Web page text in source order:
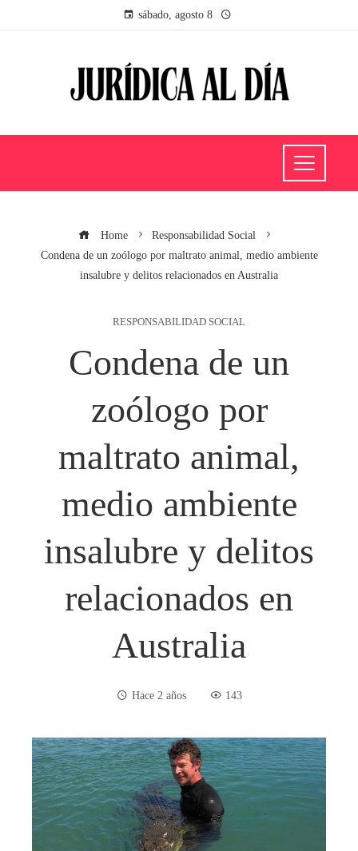
sábado, agosto 8
Home
Responsabilidad Social
Condena de un zoólogo por maltrato animal, medio ambiente
insalubre y delitos relacionados en Australia
RESPONSABILIDAD SOCIAL
Condena de un
zoólogo por
maltrato animal,
medio ambiente
insalubre y delitos
relacionados en
Australia
Hace 2 años 143